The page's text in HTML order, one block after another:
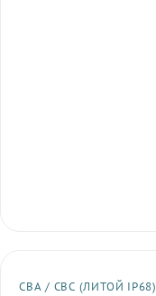
СВА / СВС (ЛИТОЙ IP68)